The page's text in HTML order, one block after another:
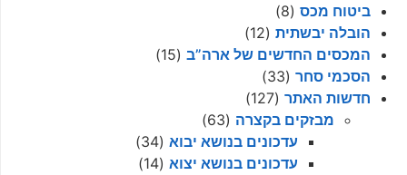
ביטוח מכס (8)
הובלה יבשתית (12)
המכסים החדשים של ארה”ב (15)
הסכמי סחר (33)
חדשות האתר (127)
מבזקים בקצרה (63)
עדכונים בנושא יבוא (34)
עדכונים בנושא יצוא (14)